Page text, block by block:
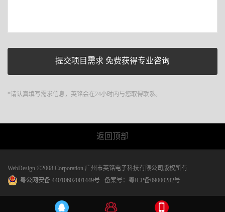
*请认真填写需求信息，英铭会在24小时内与您取得联系。
返回顶部
WebDesign ©2008 Corporation 广州市英铭电子科技有限公司版权所有
粤公网安备 44010602001449号
备案号： 粤ICP备09000282号